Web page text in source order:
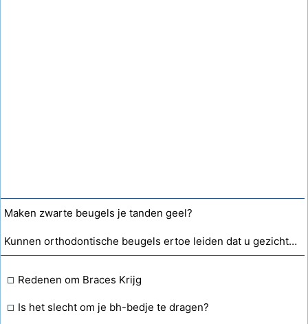
Maken zwarte beugels je tanden geel?
Kunnen orthodontische beugels ertoe leiden dat u gezichtsstoornissen krijgt?
Redenen om Braces Krijg
Is het slecht om je bh-bedje te dragen?